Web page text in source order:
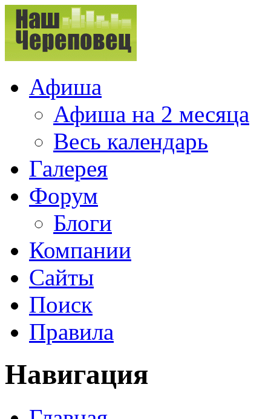
Афиша
Афиша на 2 месяца
Весь календарь
Галерея
Форум
Блоги
Компании
Сайты
Поиск
Правила
Навигация